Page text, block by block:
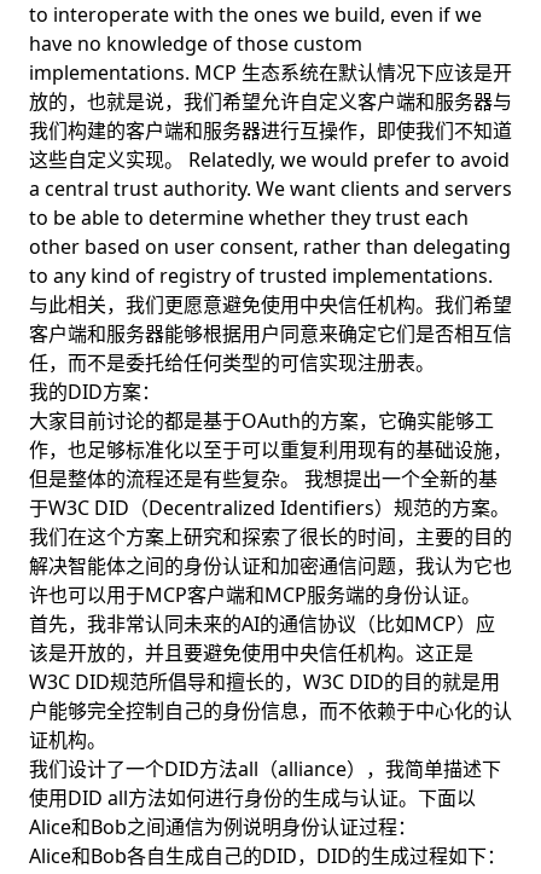
to interoperate with the ones we build, even if we
have no knowledge of those custom
implementations. MCP 生态系统在默认情况下应该是开
放的，也就是说，我们希望允许自定义客户端和服务器与
我们构建的客户端和服务器进行互操作，即使我们不知道
这些自定义实现。 Relatedly, we would prefer to avoid
a central trust authority. We want clients and servers
to be able to determine whether they trust each
other based on user consent, rather than delegating
to any kind of registry of trusted implementations.
与此相关，我们更愿意避免使用中央信任机构。我们希望
客户端和服务器能够根据用户同意来确定它们是否相互信
任，而不是委托给任何类型的可信实现注册表。
我的DID方案：
大家目前讨论的都是基于OAuth的方案，它确实能够工
作，也足够标准化以至于可以重复利用现有的基础设施，
但是整体的流程还是有些复杂。 我想提出一个全新的基
于W3C DID（Decentralized Identifiers）规范的方案。
我们在这个方案上研究和探索了很长的时间，主要的目的
解决智能体之间的身份认证和加密通信问题，我认为它也
许也可以用于MCP客户端和MCP服务端的身份认证。
首先，我非常认同未来的AI的通信协议（比如MCP）应
该是开放的，并且要避免使用中央信任机构。这正是
W3C DID规范所倡导和擅长的，W3C DID的目的就是用
户能够完全控制自己的身份信息，而不依赖于中心化的认
证机构。
我们设计了一个DID方法all（alliance），我简单描述下
使用DID all方法如何进行身份的生成与认证。下面以
Alice和Bob之间通信为例说明身份认证过程：
Alice和Bob各自生成自己的DID，DID的生成过程如下：